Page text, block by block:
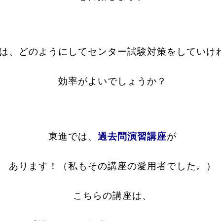
、どのようにしてセンター試験対策をしていけ
効率がよいでしょうか？
東進では、 過去問演習講座が
あります！（私もその講座の愛用者でした。）
こちらの講座は、